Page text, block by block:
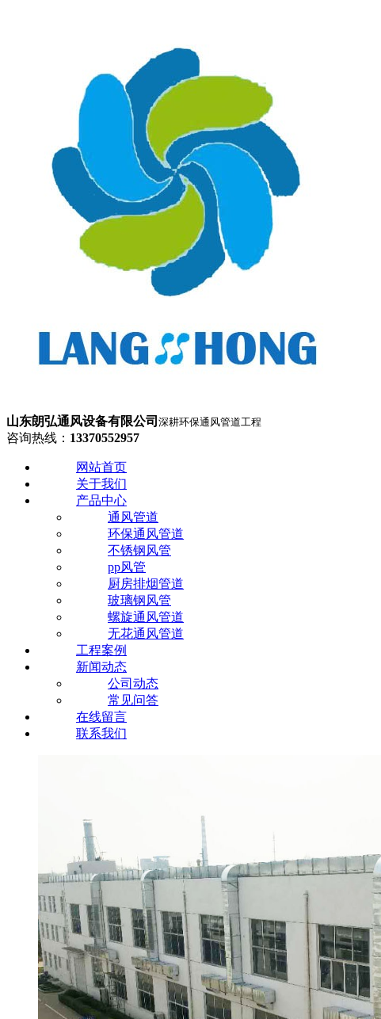
山东朗弘通风设备有限公司 深耕环保通风管道工程
咨询热线： 13370552957
网站首页
关于我们
产品中心
通风管道
环保通风管道
不锈钢风管
pp风管
厨房排烟管道
玻璃钢风管
螺旋通风管道
无花通风管道
工程案例
新闻动态
公司动态
常见问答
在线留言
联系我们